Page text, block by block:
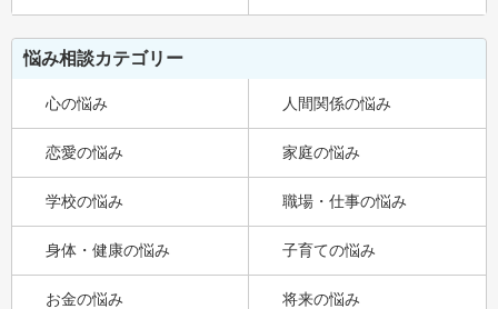
悩み相談カテゴリー
心の悩み 人間関係の悩み
恋愛の悩み 家庭の悩み
学校の悩み 職場・仕事の悩み
身体・健康の悩み 子育ての悩み
お金の悩み 将来の悩み